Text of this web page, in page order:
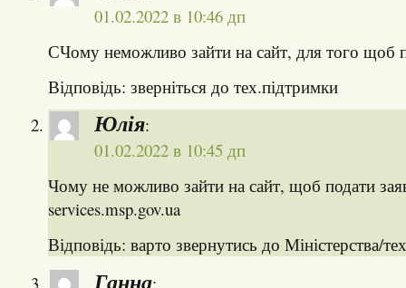
01.02.2022 в 10:46 дп
СЧому неможливо зайти на сайт, для того щоб
Відповідь: зверніться до тех.підтримки
Юлія:
01.02.2022 в 10:45 дп
Чому не можливо зайти на сайт, щоб подати
services.msp.gov.ua
Відповідь: варто звернутись до Міністерства/
Ганна: